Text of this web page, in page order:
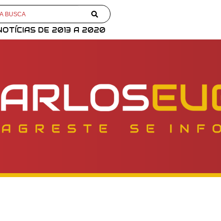
DE 2013 A 2020